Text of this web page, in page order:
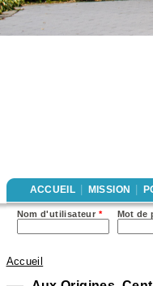
ACCUEIL MISSION
Nom d'utilisateur * Mot de
Vous êtes ici
Accueil